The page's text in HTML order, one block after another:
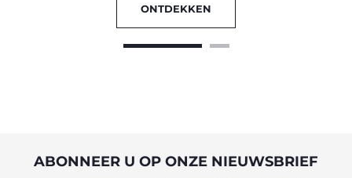
ONTDEKKEN
ABONNEER U OP ONZE NIEUWSBRIEF